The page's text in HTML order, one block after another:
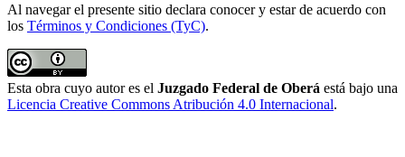
Al navegar el presente sitio declara conocer y estar de acuerdo con
los Términos y Condiciones (TyC).
Esta obra cuyo autor es el Juzgado Federal de Oberá está bajo una
Licencia Creative Commons Atribución 4.0 Internacional.